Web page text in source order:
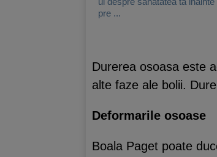
pre ...
Durerea osoasa este
alte faze ale bolii.
Deformarile osoase
Boala Paget poate